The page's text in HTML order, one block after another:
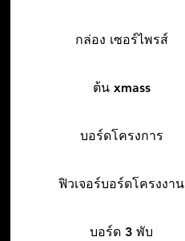
กล่อง เซอร์ไพรส์
ต้น xmass
บอร์ดโครงการ
ฟิวเจอร์บอร์ดโครงงาน
บอร์ด 3 พับ